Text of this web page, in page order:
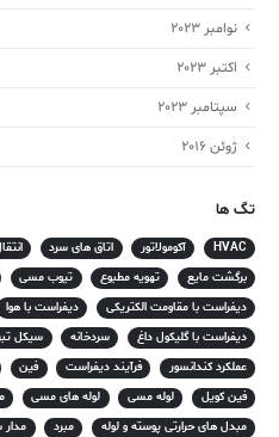
نوامبر 2023
اکتبر 2023
سپتامبر 2023
ژوئن 2016
تگ ها
HVAC آکومولاتور اتاق های سرد
برگشت مایع
تهویه مطبوع تیوب مسی
دیفراست با مقاومت الکتریکی
دیفراست با هوا
دیفراست با گلیکول داغ
سردخانه سیکل
عملکرد کندانسور
فرآیند دیفراست فین
فین کویل
لوله مسی لوله های مسی
مبدل های حرارتی پوسته و لوله
مبرد مدار